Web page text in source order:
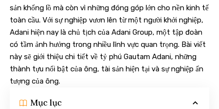
sản khổng lồ mà còn vì những đóng góp lớn cho nền kinh tế
toàn cầu. Với sự nghiệp vươn lên từ một người khởi nghiệp,
Adani hiện nay là chủ tịch của Adani Group, một tập đoàn
có tầm ảnh hưởng trong nhiều lĩnh vực quan trọng. Bài viết
này sẽ giới thiệu chi tiết về tỷ phú Gautam Adani, những
thành tựu nổi bật của ông, tài sản hiện tại và sự nghiệp ấn
tượng của ông.
Mục lục